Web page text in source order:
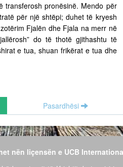
transferosh pronësinë. Mendo për
për një shtëpi; duhet të kryesh
Fjalën dhe Fjala na merr në
do të thotë gjithashtu të
e tua, shuan frikërat e tua dhe
Pasardhësi
nën liçensën e UCB